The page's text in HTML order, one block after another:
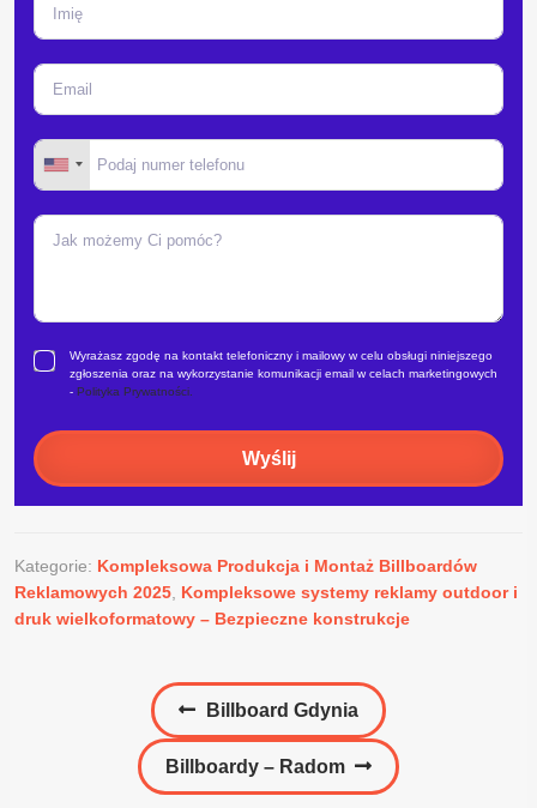
Wyrażasz zgodę na kontakt telefoniczny i mailowy w celu obsługi niniejszego
zgłoszenia oraz na wykorzystanie komunikacji email w celach marketingowych
- Polityka Prywatności.
Wyślij
Kategorie: Kompleksowa Produkcja i Montaż Billboardów
Reklamowych 2025, Kompleksowe systemy reklamy outdoor i
druk wielkoformatowy – Bezpieczne konstrukcje
Nawigacja
Poprzedni
wpis:
Billboard Gdynia
Następny
wpis:
Billboardy – Radom